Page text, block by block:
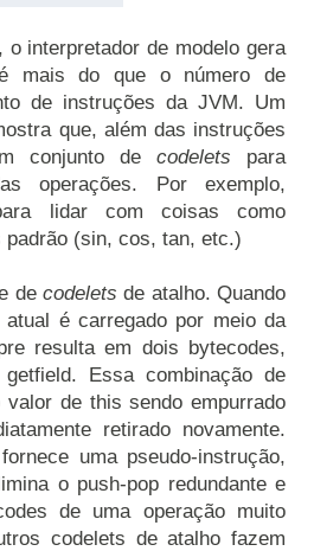
o interpretador de modelo gera
mais do que o número de
de instruções da JVM. Um
que, além das instruções
conjunto de codelets para
operações. Por exemplo,
lidar com coisas como
(sin, cos, tan, etc.)
de codelets de atalho. Quando
é carregado por meio da
resulta em dois bytecodes,
Essa combinação de
de this sendo empurrado
retirado novamente.
o push-pop redundante e
de uma operação muito
codelets de atalho fazem